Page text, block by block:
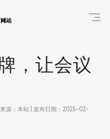
，让会议
源：本站 | 发布日期：2025-02-